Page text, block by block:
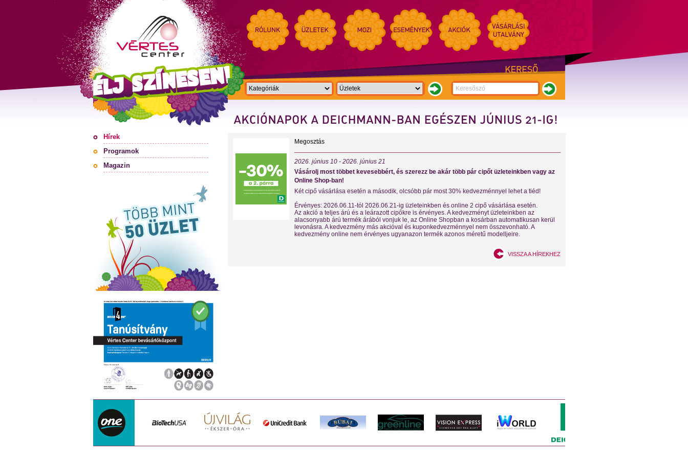
Megosztás
2026. június 10 - 2026. június 21
Vásárolj most többet kevesebbért, és szerezz be akár több pár cipőt üzleteinkben vagy az
Online Shop-ban!
Két cipő vásárlása esetén a második, olcsóbb pár most 30% kedvezménnyel lehet a tiéd!
Érvényes: 2026.06.11-tól 2026.06.21-ig üzleteinkben és online 2 cipő vásárlása esetén.
Az akció a teljes árú és a leárazott cipőkre is érvényes. A kedvezményt üzleteinkben az
alacsonyabb árú termék árából vonjuk le, az Online Shopban a kosárban automatikusan kerül
levonásra. A kedvezmény más akcióval és kuponkedvezménnyel nem összevonható. A
kedvezmény online nem érvényes ugyanazon termék azonos méretű modelljeire.
VISSZA A HÍREKHEZ
Hírek
Programok
Magazin